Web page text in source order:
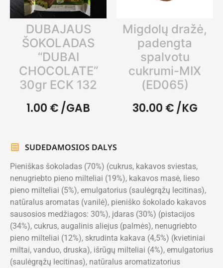
DUBAJAUS
ŠOKOLADAS
“DUBAI
CHOCOLATE”
30gr ECK 132
1.00 €/GAB
Migdolų dražė,
padengta
spalvotu
cukrumi-MIX
(ED065)
30.00 €/KG
SUDEDAMOSIOS DALYS
Pieniškas šokoladas (70%) (cukrus, kakavos sviestas,
nenugriebto pieno milteliai (19%), kakavos masė, lieso
pieno milteliai (5%), emulgatorius (saulėgrąžų lecitinas),
natūralus aromatas (vanilė), pieniško šokolado kakavos
sausosios medžiagos: 30%), įdaras (30%) (pistacijos
(34%), cukrus, augalinis aliejus (palmės), nenugriebto
pieno milteliai (12%), skrudinta kakava (4,5%) (kvietiniai
miltai, vanduo, druska), išrūgų milteliai (4%), emulgatorius
(saulėgrąžų lecitinas), natūralus aromatizatorius